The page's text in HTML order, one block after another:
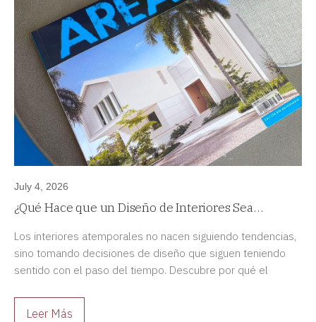
July 4, 2026
¿Qué Hace que un Diseño de Interiores Sea
Los interiores atemporales no nacen siguiendo tendencias,
sino tomando decisiones de diseño que siguen teniendo
sentido con el paso del tiempo. Descubre por qué el
Leer Más